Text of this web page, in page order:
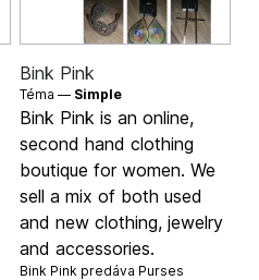
Bink Pink
Téma — Simple
Bink Pink is an online,
second hand clothing
boutique for women. We
sell a mix of both used
and new clothing, jewelry
and accessories.
Bink Pink predáva Purses